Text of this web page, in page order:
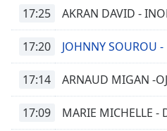
17:25 AKRAN DAVID -
17:20 JOHNNY SOUROU -
17:14 ARNAUD MIGAN -
17:09 MARIE MICHELLE -